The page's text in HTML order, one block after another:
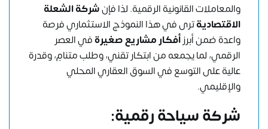
والمعاملات القانونية الرقمية. لذا فإنشركة الشعلة
الاقتصاديةترى في هذا النموذج الاستثماري فرصة
واعدة ضمن أبرزأفكار مشاريع صغيرةفي العصر
الرقمي، لما يجمعه من ابتكار تقني، وطلب متنامٍ، وقدرة
عالية على التوسع في السوق العقاري المحلي
والإقليمي.
شركة سياحة رقمية: